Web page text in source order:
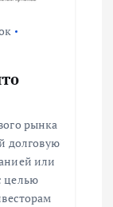
рынка
долговую
или
целью